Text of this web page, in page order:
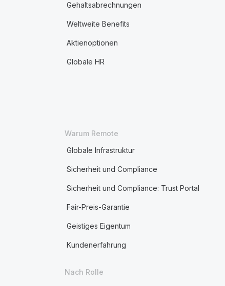
Gehaltsabrechnungen
Weltweite Benefits
Aktienoptionen
Globale HR
Warum Remote
Globale Infrastruktur
Sicherheit und Compliance
Sicherheit und Compliance: Trust Portal
Fair-Preis-Garantie
Geistiges Eigentum
Kundenerfahrung
Nach Rolle